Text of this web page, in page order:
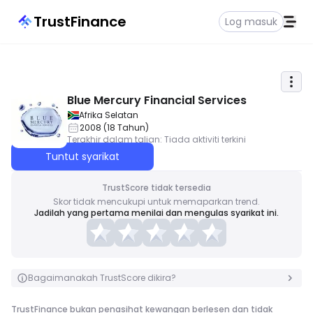
TrustFinance Log masuk
Blue Mercury Financial Services
Afrika Selatan
2008 (18 Tahun)
Terakhir dalam talian: Tiada aktiviti terkini
Tuntut syarikat
TrustScore tidak tersedia
Skor tidak mencukupi untuk memaparkan trend.
Jadilah yang pertama menilai dan mengulas syarikat ini.
Bagaimanakah TrustScore dikira?
TrustFinance bukan penasihat kewangan berlesen dan tidak